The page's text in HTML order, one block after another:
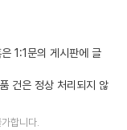
1:1문의 게시판에 글
건은 정상 처리되지 않
합니다.